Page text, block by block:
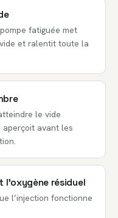
fatiguée met
et ralentit toute la
le vide
aperçoit avant les
résiduel
l’injection fonctionne